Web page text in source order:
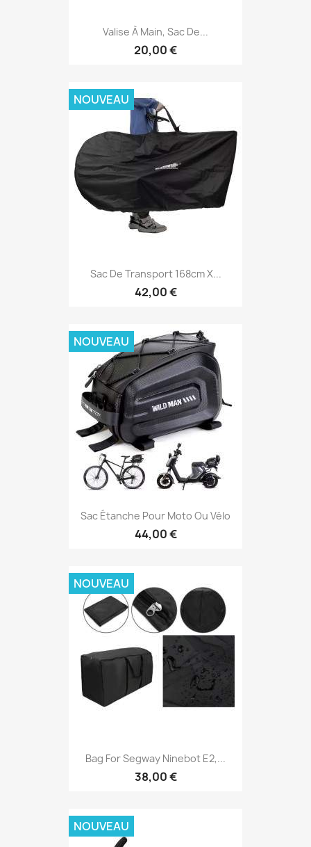
Valise À Main, Sac De...
20,00 €
Sac De Transport 168cm X...
42,00 €
NOUVEAU
Sac Étanche Pour Moto Ou Vélo
44,00 €
NOUVEAU
Bag For Segway Ninebot E2,...
38,00 €
NOUVEAU
NOUVEAU